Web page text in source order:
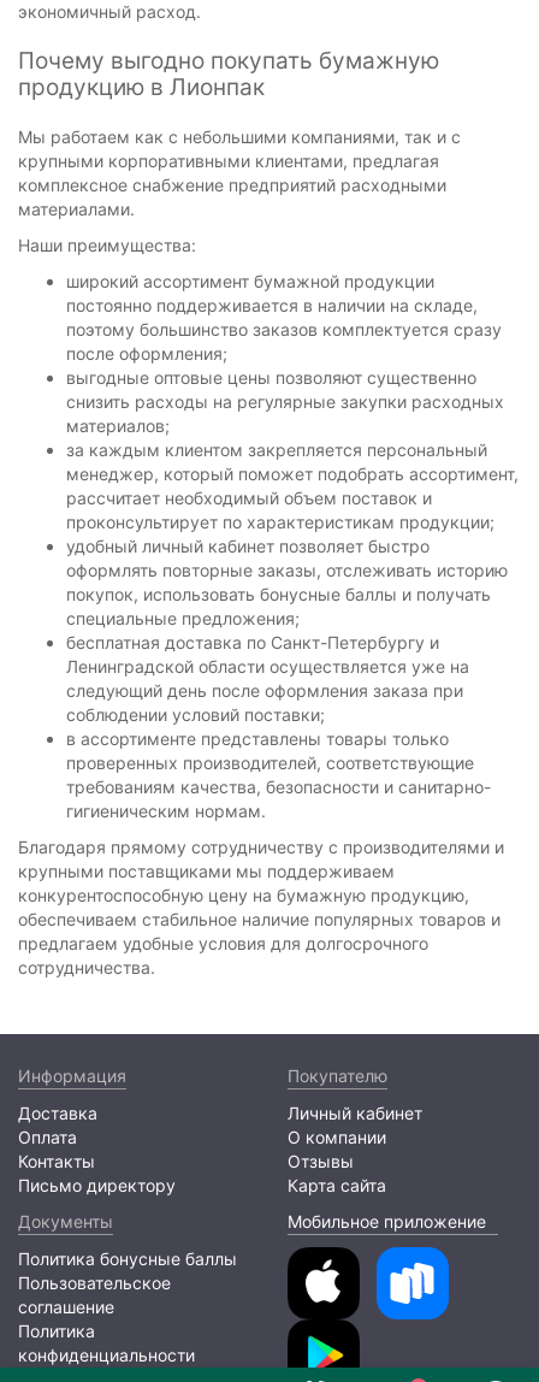
экономичный расход.
Почему выгодно покупать бумажную
продукцию в Лионпак
Мы работаем как с небольшими компаниями, так и с
крупными корпоративными клиентами, предлагая
комплексное снабжение предприятий расходными
материалами.
Наши преимущества:
широкий ассортимент бумажной продукции
постоянно поддерживается в наличии на складе,
поэтому большинство заказов комплектуется сразу
после оформления;
выгодные оптовые цены позволяют существенно
снизить расходы на регулярные закупки расходных
материалов;
за каждым клиентом закрепляется персональный
менеджер, который поможет подобрать ассортимент,
рассчитает необходимый объем поставок и
проконсультирует по характеристикам продукции;
удобный личный кабинет позволяет быстро
оформлять повторные заказы, отслеживать историю
покупок, использовать бонусные баллы и получать
специальные предложения;
бесплатная доставка по Санкт-Петербургу и
Ленинградской области осуществляется уже на
следующий день после оформления заказа при
соблюдении условий поставки;
в ассортименте представлены товары только
проверенных производителей, соответствующие
требованиям качества, безопасности и санитарно-
гигиеническим нормам.
Благодаря прямому сотрудничеству с производителями и
крупными поставщиками мы поддерживаем
конкурентоспособную цену на бумажную продукцию,
обеспечиваем стабильное наличие популярных товаров и
предлагаем удобные условия для долгосрочного
сотрудничества.
Информация
Доставка
Оплата
Контакты
Письмо директору
Покупателю
Личный кабинет
О компании
Отзывы
Карта сайта
Документы
Политика бонусные баллы
Пользовательское
соглашение
Политика
конфиденциальности
Мобильное приложение